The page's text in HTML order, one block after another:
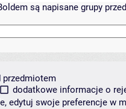
są napisane grupy
przedmiotem
dodatkowe informacje o
edytuj swoje preferencje w